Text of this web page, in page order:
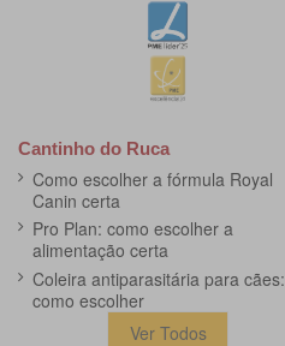
Cantinho do Ruca
Como escolher a fórmula Royal
Canin certa
Pro Plan: como escolher a
alimentação certa
Coleira antiparasitária para cães:
como escolher
Ver Todos